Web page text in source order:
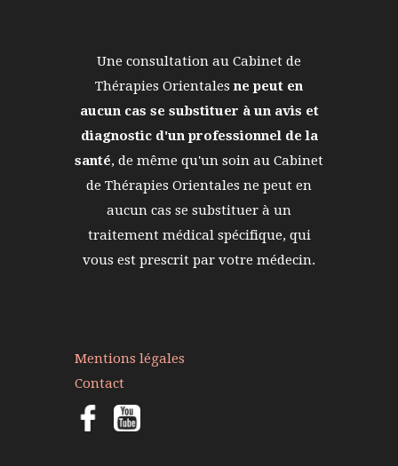
Une consultation au Cabinet de
Thérapies Orientalesne peut en
aucun cas se substituer à un avis et
diagnostic d'un professionnel de la
santé, de même qu'un soin au Cabinet
de Thérapies Orientales ne peut en
aucun cas se substituer à un
traitement médical spécifique, qui
vous est prescrit par votre médecin.
Mentions légales
Contact